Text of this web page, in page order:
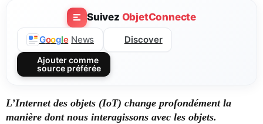
Suivez ObjetConnecte
Google News Discover
Ajouter comme
source préférée
L’Internet des objets (IoT) change profondément la
manière dont nous interagissons avec les objets.